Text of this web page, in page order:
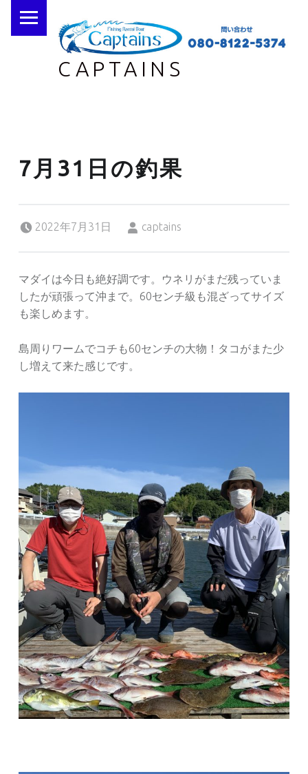
CAPTAINS
7月31日の釣果
2022年7月31日
captains
マダイは今日も絶好調です。ウネリがまだ残っていま
したが頑張って沖まで。60センチ級も混ざってサイズ
も楽しめます。
島周りワームでコチも60センチの大物！タコがまた少
し増えて来た感じです。